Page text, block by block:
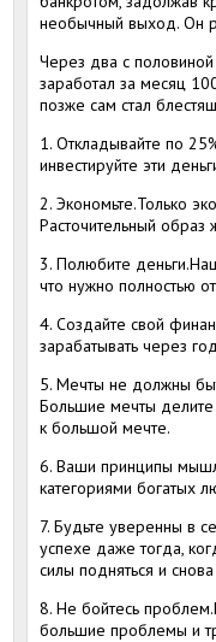
необычный выход. Он
Через два с
заработал за месяц
позже сам стал
1. Откладывайте по
инвестируйте эти
2. Экономьте.Только
Расточительный образ
3. Полюбите
что нужно полностью
4. Создайте свой
зарабатывать через
5. Мечты не должны
Большие мечты
к большой мечте.
6. Ваши принципы
категориями богатых
7. Будьте уверенны в
успехе даже тогда,
силы подняться и
8. Не бойтесь
большие проблемы и